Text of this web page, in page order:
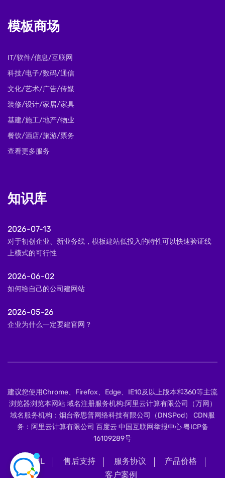
模板商场
IT/软件/信息/互联网
科技/电子/数码/通信
文化/艺术/广告/传媒
装修/设计/家居/家具
基建/施工/地产/物业
餐饮/酒店/旅游/票务
查看更多服务
知识库
2026-07-13
对于初创企业、新业务线，模板建站低投入的特性可以快速验证线
上模式的可行性
2026-06-02
如何给自己的公司建网站
2026-05-26
企业为什么一定要建官网？
建议您使用Chrome、Firefox、Edge、IE10及以上版本和360等主流
浏览器浏览本网站 域名注册服务机构:阿里云计算有限公司（万网）
域名服务机构：烟台帝思普网络科技有限公司（DNSPod） CDN服
务：阿里云计算有限公司 百度云 中国互联网举报中心粤ICP备
16109289号
XML 售后支持 服务协议
产品价格
客户案例